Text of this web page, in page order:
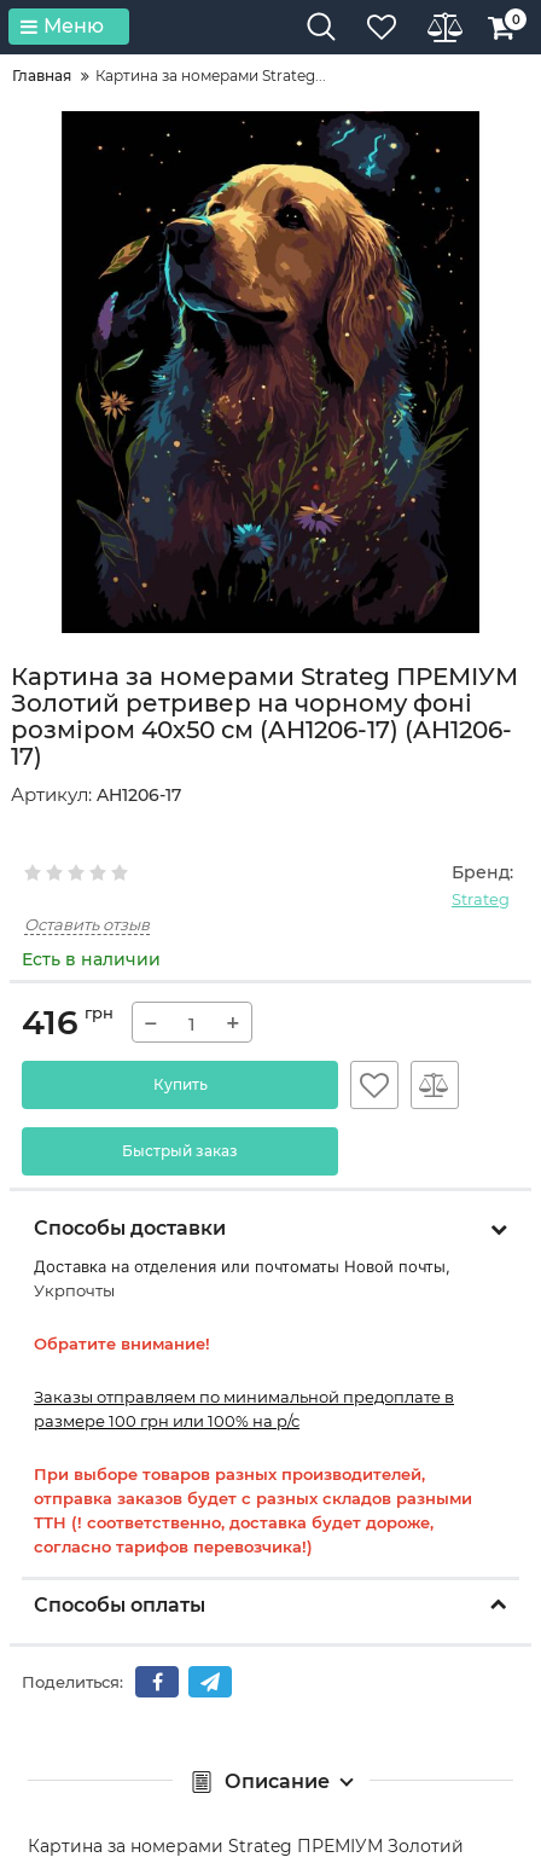
Меню 0
Главная Картина за номерами Strateg...
Картина за номерами Strateg ПРЕМІУМ
Золотий ретривер на чорному фоні
розміром 40х50 см (AH1206-17) (AH1206-
17)
Артикул: AH1206-17
Бренд:
Strateg
Оставить отзыв
Есть в наличии
416 грн − +
Купить
Быстрый заказ
Способы доставки
Доставка на отделения или почтоматы Новой почты,
Укрпочты
Обратите внимание!
Заказы отправляем по минимальной предоплате в
размере 100 грн или 100% на р/с
При выборе товаров разных производителей,
отправка заказов будет с разных складов разными
ТТН (! соответственно, доставка будет дороже,
согласно тарифов перевозчика!)
Способы оплаты
Поделиться:
Описание
Картина за номерами Strateg ПРЕМІУМ Золотий